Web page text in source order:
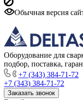
Обычная версия
Оборудование для
подбор, поставка,
+7 (343) 384-71-72
+7 (343) 384-71-72
Заказать звонок